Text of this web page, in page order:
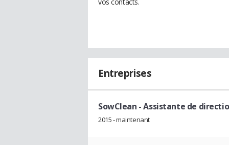
Entreprises
SowClean - Assistante de
2015 - maintenant